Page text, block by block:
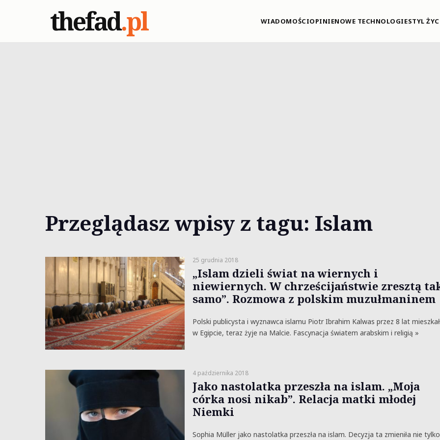
thefad.pl WIADOMOŚCIOPINIENOWE TECHNOLOGIESTYL
Przeglądasz wpisy z tagu: Islam
25 grudnia 2018
„Islam dzieli świat na wiernych i
niewiernych. W chrześcijaństwie zresztą
samo”. Rozmowa z polskim muzułmaninem
Polski publicysta i wyznawca islamu Piotr Ibrahim Kalwas przez 8 lat mieszkał
w Egipcie, teraz żyje na Malcie. Fascynacja światem arabskim i religią »
4 października 2018
Jako nastolatka przeszła na islam. „Moja
córka nosi nikab”. Relacja matki młodej
Niemki
Sophia Müller jako nastolatka przeszła na islam. Decyzja ta zmieniła nie tylko